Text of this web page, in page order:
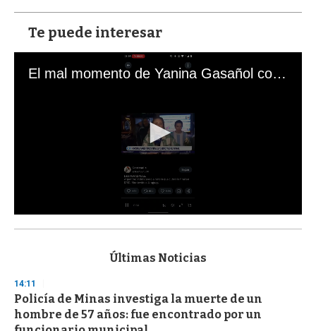
Te puede interesar
El mal momento de Yanina Gasañol con un hincha argentino en "Subrayado"
s
d
s
o
f
Últimas Noticias
14:11
Policía de Minas investiga la muerte de un
hombre de 57 años: fue encontrado por un